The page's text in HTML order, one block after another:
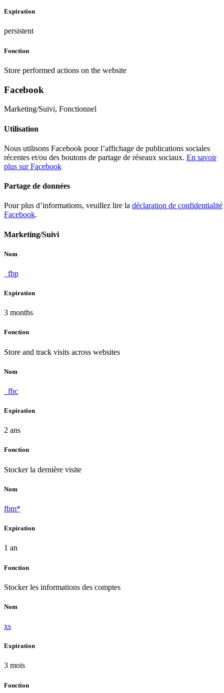
Expiration
persistent
Fonction
Store performed actions on the website
Facebook
Marketing/Suivi, Fonctionnel
Utilisation
Nous utilisons Facebook pour l’affichage de publications sociales
récentes et/ou des boutons de partage de réseaux sociaux. En savoir
plus sur Facebook
Partage de données
Pour plus d’informations, veuillez lire la déclaration de confidentialité
Facebook.
Marketing/Suivi
Nom
_fbp
Expiration
3 months
Fonction
Store and track visits across websites
Nom
_fbc
Expiration
2 ans
Fonction
Stocker la dernière visite
Nom
fbm*
Expiration
1 an
Fonction
Stocker les informations des comptes
Nom
xs
Expiration
3 mois
Fonction